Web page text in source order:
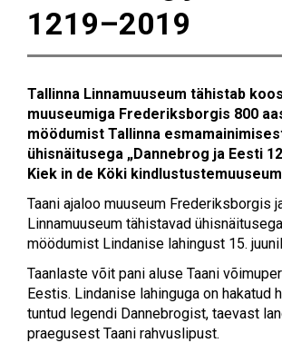
1219–2019
Tallinna Linnamuuseum tähistab
muuseumiga Frederiksborgis 800
möödumist Tallinna
ühisnäitusega „Dannebrog ja Eesti
Kiek in de Köki
Taani ajaloo muuseum Frederiksborgis
Linnamuuseum tähistavad
möödumist Lindanise lahingust 15.
Taanlaste võit pani aluse Taani
Eestis. Lindanise lahinguga on hakatud
tuntud legendi Dannebrogist, taevast
praegusest Taani rahvuslipust.